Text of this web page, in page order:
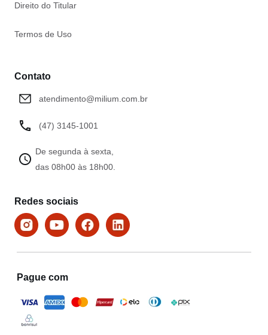
Direito do Titular
Termos de Uso
Contato
atendimento@milium.com.br
(47) 3145-1001
De segunda à sexta,
das 08h00 às 18h00.
Redes sociais
Pague com